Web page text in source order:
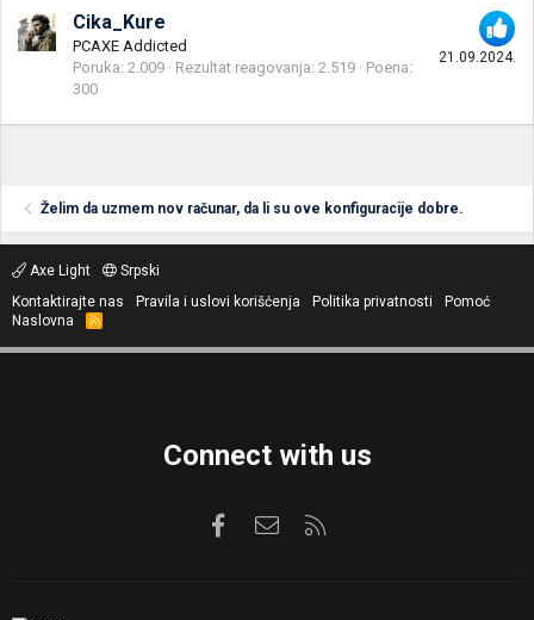
21.09.2024.
Cika_Kure
PCAXE Addicted
Poruka 2.009 Rezultat reagovanja 2.519
Poena
300
Želim da uzmem nov računar, da li su ove konfiguracije dobre.
Axe Light
Srpski
Kontaktirajte nas
Pravila i uslovi korišćenja Politika privatnosti
Pomoć
Naslovna
R
S
Connect with us
FacebookKontaktirajte nas